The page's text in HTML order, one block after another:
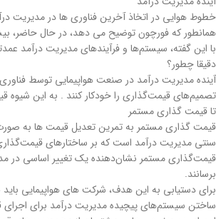
خطوط هوایی در اتخاذ آخرین فناوری ها در مدیریت
همانطور که فورچون توضیح می دهد، در حال حاضر،
با این گفته، سیستم‌ها و فرآیندهای مدیریت درآمد
دقیقا چطور؟
آینده مدیریت درآمد در صنعت هواپیمایی توسط
تصمیم‌های قیمت‌گذاری را خودکار کنند . به این
تا قیمت گذاری مستمر
قیمت گذاری مستمر به تمرین تعدیل قیمت ها به صورت
سنتی مدیریت درآمد است که بر ساختارهای
قیمت‌گذاری مستمر نشان‌دهنده یک تغییر اساسی در
برسانند.
برای دستیابی به این هدف، شرکت های هواپیمایی
ساختن سیستم‌های پیچیده مدیریت درآمد برای